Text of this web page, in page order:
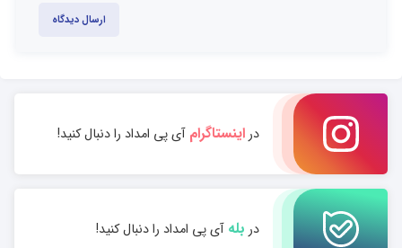
ارسال دیدگاه
دراینستاگرامآی پی امداد را دنبال کنید!
در بلهآی پی امداد را دنبال کنید!